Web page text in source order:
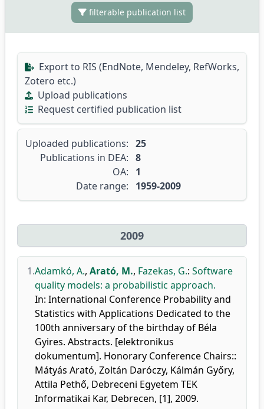
filterable publication list
Export to RIS (EndNote, Mendeley, RefWorks,
Zotero etc.)
Upload publications
Request certified publication list
Uploaded publications: 25
Publications in DEA: 8
OA:
1
Date range:
1959-2009
2009
1.Adamkó, A., Arató, M., Fazekas, G.: Software
quality models: a probabilistic approach.
In: International Conference Probability and
Statistics with Applications Dedicated to the
100th anniversary of the birthday of Béla
Gyires. Abstracts. [elektronikus
dokumentum]. Honorary Conference Chairs::
Mátyás Arató, Zoltán Daróczy, Kálmán Győry,
Attila Pethő, Debreceni Egyetem TEK
Informatikai Kar, Debrecen, [1], 2009.